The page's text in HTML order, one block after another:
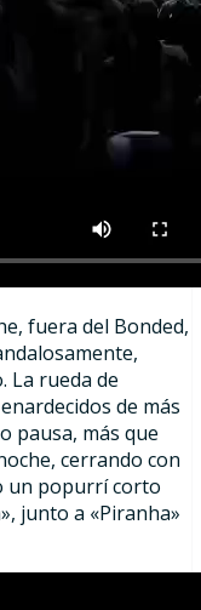
fuera del Bonded,
La rueda de
de más
pausa, más que
cerrando con
un popurrí corto
junto a «Piranha»